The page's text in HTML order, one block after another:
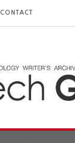
CONTACT